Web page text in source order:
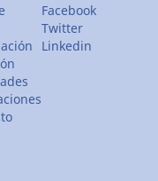
Facebook
Twitter
Linkedin